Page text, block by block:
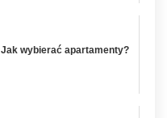
Jak wybierać apartamenty?